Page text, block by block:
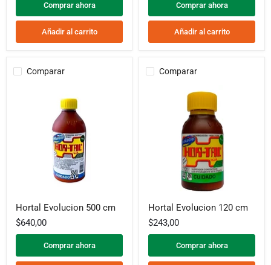
Comprar ahora
Añadir al carrito
Comprar ahora
Añadir al carrito
Comparar
Evolucion
500
cm
Hortal Evolucion 500 cm
$640,00
Comprar ahora
Comparar
Evolucion
120
cm
Hortal Evolucion 120 cm
$243,00
Comprar ahora